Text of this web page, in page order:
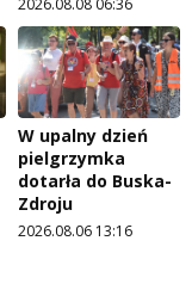
2026.08.08 06:36
W upalny dzień
pielgrzymka
dotarła do Buska-
Zdroju
2026.08.06 13:16